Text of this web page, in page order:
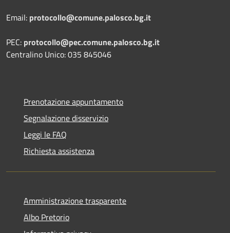
Email: protocollo@comune.palosco.bg.it
PEC: protocollo@pec.comune.palosco.bg.it
Centralino Unico: 035 845046
Prenotazione appuntamento
Segnalazione disservizio
Leggi le FAQ
Richiesta assistenza
Amministrazione trasparente
Albo Pretorio